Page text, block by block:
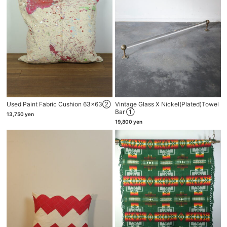
Used Paint Fabric Cushion 63×63②
13,750 yen
Vintage Glass X Nickel(plated)towel
Bar ①
19,800 yen